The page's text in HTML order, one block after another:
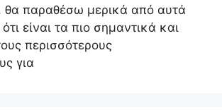
θα παραθέσω μερικά από αυτά
είναι τα πιο σημαντικά και
περισσότερους
για